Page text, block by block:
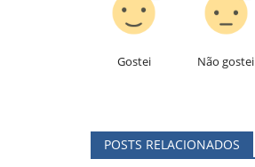
Gostei Não gostei
POSTS RELACIONADOS